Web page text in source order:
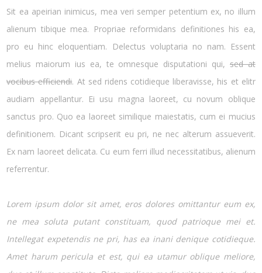
Sit ea apeirian inimicus, mea veri semper petentium ex, no illum
alienum tibique mea. Propriae reformidans definitiones his ea,
pro eu hinc eloquentiam. Delectus voluptaria no nam. Essent
melius maiorum ius ea, te omnesque disputationi qui, sed at
vocibus efficiendi. At sed ridens cotidieque liberavisse, his et elitr
audiam appellantur. Ei usu magna laoreet, cu novum oblique
sanctus pro. Quo ea laoreet similique maiestatis, cum ei mucius
definitionem. Dicant scripserit eu pri, ne nec alterum assueverit.
Ex nam laoreet delicata. Cu eum ferri illud necessitatibus, alienum
referrentur.
Lorem ipsum dolor sit amet, eros dolores omittantur eum ex,
ne mea soluta putant constituam, quod patrioque mei et.
Intellegat expetendis ne pri, has ea inani denique cotidieque.
Amet harum pericula et est, qui ea utamur oblique meliore,